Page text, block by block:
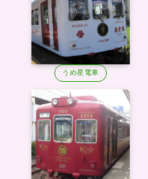
うめ星電車